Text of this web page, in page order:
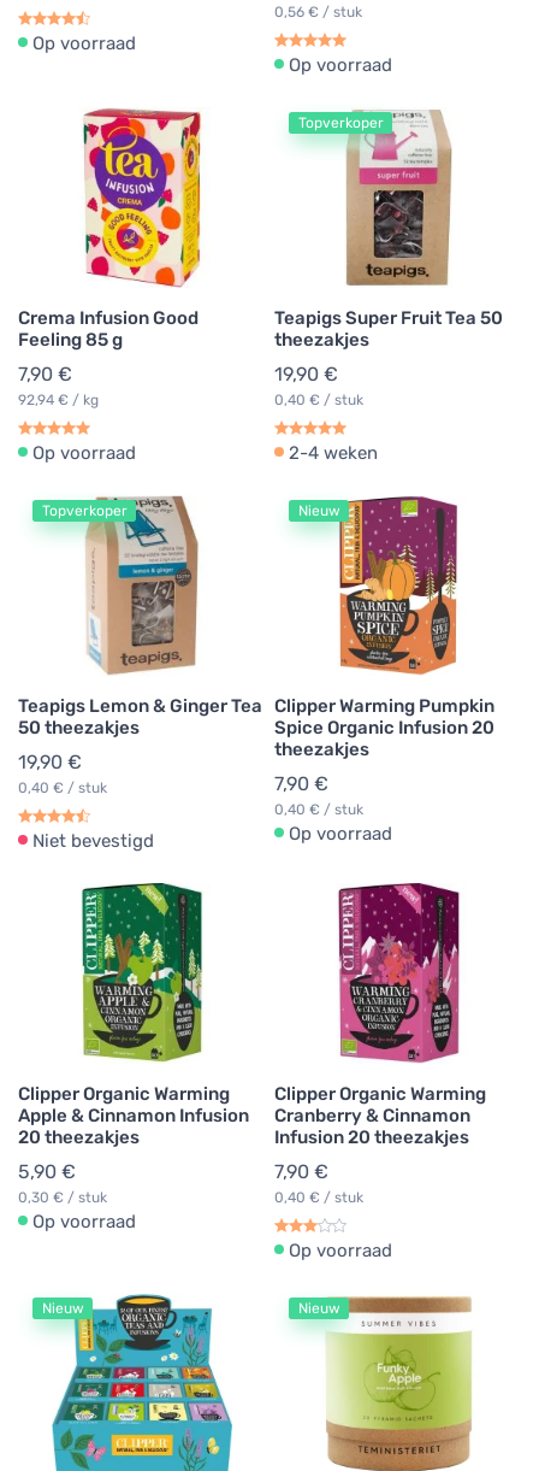
Op voorraad
0,56 € / stuk
Op voorraad
Crema Infusion Good
Feeling 85 g
7,90 €
92,94 € / kg
Op voorraad
Topverkoper
Teapigs Super Fruit Tea 50
theezakjes
19,90 €
0,40 € / stuk
2-4 weken
Topverkoper
Teapigs Lemon & Ginger Tea
50 theezakjes
19,90 €
0,40 € / stuk
Niet bevestigd
Nieuw
Clipper Warming Pumpkin
Spice Organic Infusion 20
theezakjes
7,90 €
0,40 € / stuk
Op voorraad
Clipper Organic Warming
Apple & Cinnamon Infusion
20 theezakjes
5,90 €
0,30 € / stuk
Op voorraad
Clipper Organic Warming
Cranberry & Cinnamon
Infusion 20 theezakjes
7,90 €
0,40 € / stuk
Op voorraad
Nieuw Nieuw